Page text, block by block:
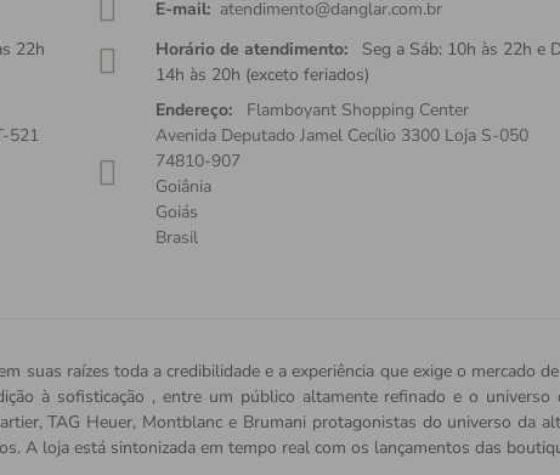
22h
521
E-mail: atendimento@danglar.com.br
Horário de atendimento:
Seg a Sáb: 10h às 22h e
14h às 20h (exceto feriados)
Endereço:
Flamboyant Shopping Center
Avenida Deputado Jamel Cecílio 3300 Loja S-050
74810-907
Goiânia
Goiás
Brasil
suas raízes toda a credibilidade e a experiência que exige o mercado
à sofisticação , entre um público altamente refinado e o
TAG Heuer, Montblanc e Brumani protagonistas do universo da
A loja está sintonizada em tempo real com os lançamentos das